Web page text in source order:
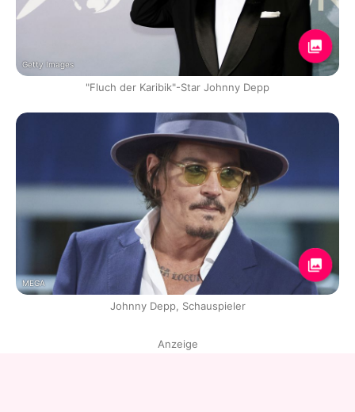
Getty Images
"Fluch der Karibik"-Star Johnny Depp
MEGA
Johnny Depp, Schauspieler
Anzeige